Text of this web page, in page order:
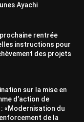
Ayachi
rentrée
instructions pour
des projets
sur la mise en
d’action de
: «Modernisation du
de la